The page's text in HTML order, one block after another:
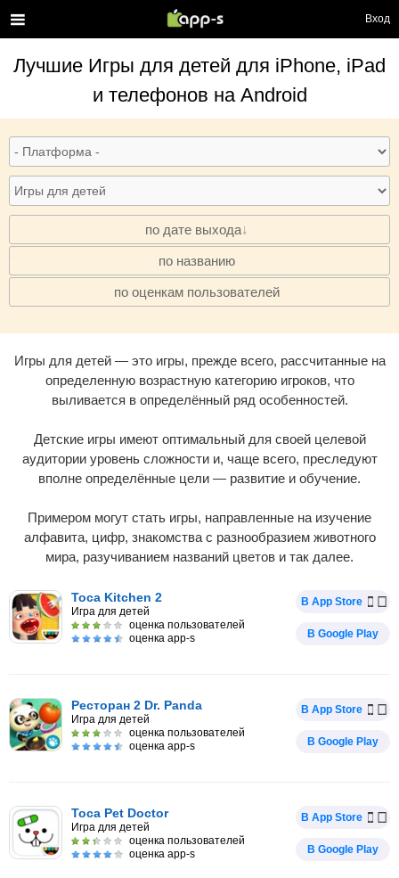
Вход
Лучшие Игры для детей для iPhone, iPad
и телефонов на Android
по дате выхода
· по названию
· по оценкам пользователей
Игры для детей — это игры, прежде всего, рассчитанные на
определенную возрастную категорию игроков, что
выливается в определённый ряд особенностей.
Детские игры имеют оптимальный для своей целевой
аудитории уровень сложности и, чаще всего, преследуют
вполне определённые цели — развитие и обучение.
Примером могут стать игры, направленные на изучение
алфавита, цифр, знакомства с разнообразием животного
мира, разучиванием названий цветов и так далее.
Toca Kitchen 2
Игра для детей
оценка пользователей
оценка app-s
В App Store
В Google Play
Ресторан 2 Dr. Panda
Игра для детей
оценка пользователей
оценка app-s
В App Store
В Google Play
Toca Pet Doctor
Игра для детей
оценка пользователей
оценка app-s
В App Store
В Google Play